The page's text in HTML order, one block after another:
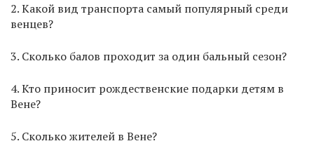
2. Какой вид транспорта самый популярный среди
венцев?
3. Сколько балов проходит за один бальный сезон?
4. Кто приносит рождественские подарки детям в
Вене?
5. Сколько жителей в Вене?